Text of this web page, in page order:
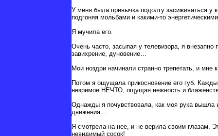
У меня была привычка подолгу засиживаться у
подгоняя мольбами и какими-то
Я мучила его.
Очень часто, засыпая у телевизора, я внезапно
завихрение, дуновение…
Мои ноздри начинали странно трепетать, и мне
Потом я ощущала прикосновение его губ.
незримое НЕЧТО, ощущая нежность и
Однажды я почувствовала, как моя рука вышла
движения…
Я смотрела на нее, и не верила своим глазам.
невидимый сосок!